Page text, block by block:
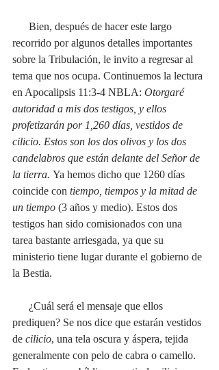
Bien, después de hacer este largo
recorrido por algunos detalles importantes
sobre la Tribulación, le invito a regresar al
tema que nos ocupa. Continuemos la lectura
en Apocalipsis 11:3-4 NBLA: Otorgaré
autoridad a mis dos testigos, y ellos
profetizarán por 1,260 días, vestidos de
cilicio. Estos son los dos olivos y los dos
candelabros que están delante del Señor de
la tierra. Ya hemos dicho que 1260 días
coincide con tiempo, tiempos y la mitad de
un tiempo (3 años y medio). Estos dos
testigos han sido comisionados con una
tarea bastante arriesgada, ya que su
ministerio tiene lugar durante el gobierno de
la Bestia.
prediquen? Se nos dice que estarán vestidos
de cilicio, una tela oscura y áspera, tejida
generalmente con pelo de cabra o camello.